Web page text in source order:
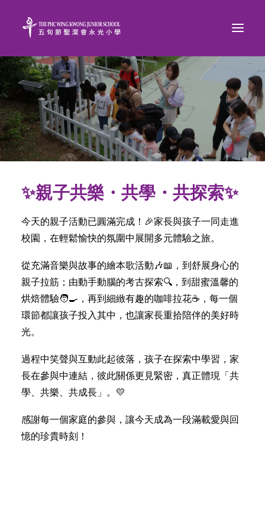
✨親子共樂・共學・共探索✨
今天的親子活動已圓滿完成！🎉家長與孩子一同走進
校園，在輕鬆愉快的氛圍中展開多元體驗之旅。
從充滿音樂與故事的繪本歌活動🎶📖，到舒展身心的
親子拉筋；由動手動腦的考古探索🔍，到甜蜜溫馨的
烘焙體驗🧑‍🍳，再到細緻有趣的咖啡拉花☕️，每一個
環節都讓孩子投入其中，也讓家長重拾陪伴的美好時
光。
過程中笑聲與互動此起彼落，孩子在探索中學習，家
長在參與中連結，彼此關係更見緊密，真正體現「共
學、共樂、共成長」。💛
感謝每一個家庭的參與，讓今天成為一段滿載愛與回
憶的珍貴時刻！